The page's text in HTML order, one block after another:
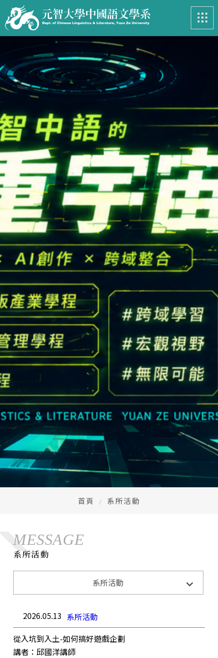
最新消息
系所簡介 Introduction
課程資訊 Course
招生專區 Admissions
學生事務 Student
亮眼足跡 Footprints
高中生懶人包 High school
CONTACT
+886-3-4638800 #2706,2707
地址：桃園市中壢區遠東路 135 號  元智五館 6 樓
首頁 系所活動
MESSAGE
系所活動
系所活動系所公告 招生訊息
2026.05.13 系所活動
從入坑到入土-如何搞好遊戲企劃
講者：邱國洋講師